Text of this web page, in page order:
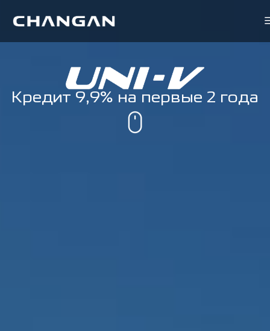
Кредит 9,9% на первые 2 года